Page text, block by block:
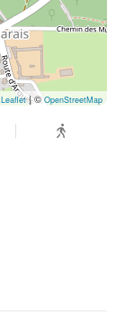
Leaflet| ©OpenStreetMap